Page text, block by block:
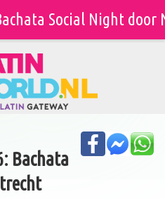
Bachata
Social Night